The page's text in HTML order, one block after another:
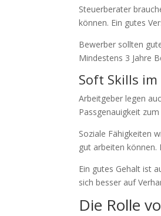
Steuerberater
können. Ein gutes
Bewerber sollten
Mindestens 3 Jahre
Soft Skills im
Arbeitgeber legen
Passgenauigkeit
Soziale Fähigkeiten
gut arbeiten können.
Ein gutes Gehalt ist
sich besser auf
Die Rolle